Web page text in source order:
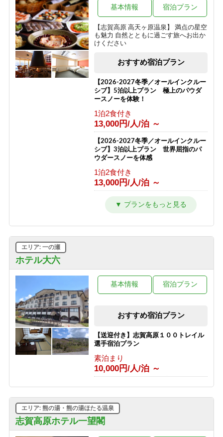
12,100円/人/泊 ～
【志賀高原 高天ヶ原温泉】 満点の星空
も魅力 自然とともに過ごす旅へお出か
けください
基本情報 宿泊プラン
おすすめ宿泊プラン
【2026-2027冬季／オールインクルー
シブ】5泊以上プラン 極上のパウダ
ースノーを体験！
1泊2食付き
13,000円/人/泊 ～
【2026-2027冬季／オールインクルー
シブ】3泊以上プラン 世界屈指のパ
ウダースノーを体感
1泊2食付き
13,000円/人/泊 ～
【1泊2食プラン】大地の恵みコース
志賀高原の自然と高天ヶ原温泉をたの
1泊2食付き
10,000円/人/泊 ～
たのしむ旅へ ＜最終チェックイン21時
朝食のみ
6,000円/人/泊 ～
【素泊まりプラン】気軽に志賀高原を
満喫 ＜最終チェックイン21時＞
3,000円/人/泊 ～
ホテル大六
エリア: 一の瀬
基本情報 宿泊プラン
おすすめ宿泊プラン
【送迎付き】志賀高原１００トレイル
選手宿泊プラン
素泊まり
10,000円/人/泊 ～
志賀高原ホテル一望閣
エリア: 熊の湯・熊の湯ほたる温泉